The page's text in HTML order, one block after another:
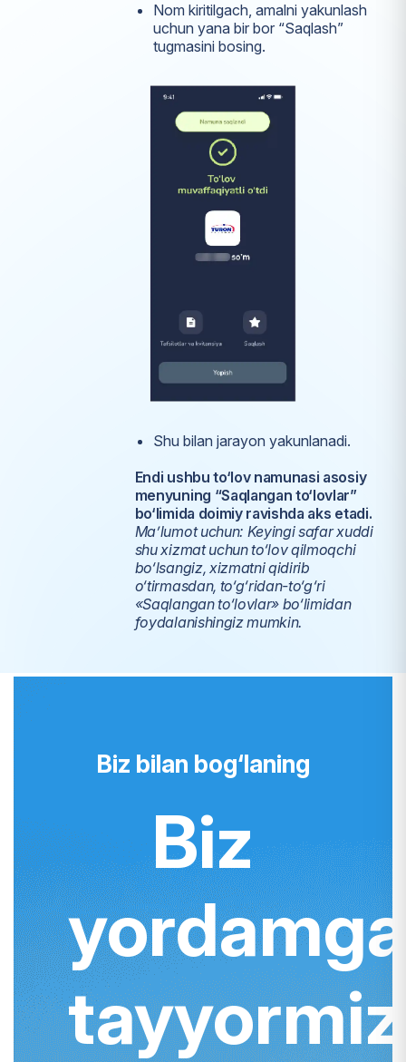
Nom kiritilgach, amalni yakunlash
uchun yana bir bor “Saqlash”
tugmasini bosing.
Shu bilan jarayon yakunlanadi.
Endi ushbu to‘lov namunasi asosiy
menyuning “Saqlangan to‘lovlar”
bo‘limida doimiy ravishda aks etadi.
Ma’lumot uchun: Keyingi safar xuddi
shu xizmat uchun to‘lov qilmoqchi
bo‘lsangiz, xizmatni qidirib
o‘tirmasdan, to‘g‘ridan-to‘g‘ri
«Saqlangan to‘lovlar» bo‘limidan
foydalanishingiz mumkin.
Biz bilan bog‘laning
Biz
yordamga
tayyormiz